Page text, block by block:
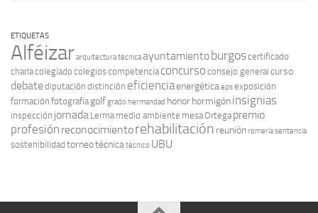
ETIQUETAS
Alféizararquitectura técnicaayuntamientoburgoscertificado
charlacolegiado colegioscompetencia concurso consejo general curso
debatediputación distinción eficienciaenergéticaepsexposición
formación fotografía golfgradohermandad honorhormigóninsignias
inspección jornada Lerma medio ambiente mesaOrtega premio
profesión reconocimientorehabilitación reuniónromeríasentencia
sostenibilidad torneotécnicatécnico UBU